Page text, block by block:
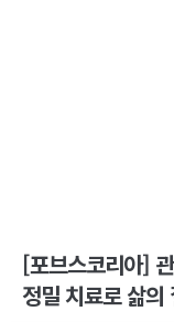
[포브스코리아]
정밀 치료로 삶